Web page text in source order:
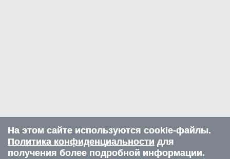
На этом сайте используются cookie-файлы.
Политика конфиденциальности для
получения более подробной информации.